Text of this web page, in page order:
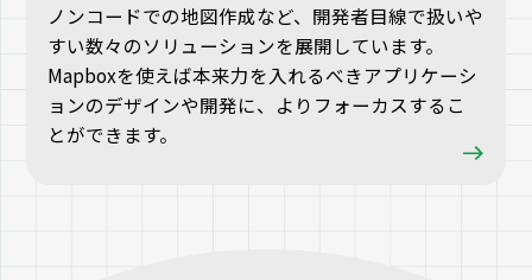
ノンコードでの地図作成など、開発者目線で扱いや
すい数々のソリューションを展開しています。
Mapboxを使えば本来力を入れるべきアプリケーシ
ョンのデザインや開発に、よりフォーカスするこ
とができます。